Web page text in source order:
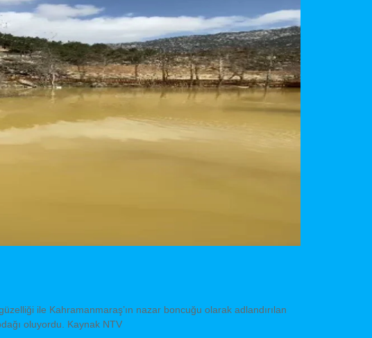
ile Kahramanmaraş’ın nazar boncuğu olarak adlandırılan
oluyordu. Kaynak NTV